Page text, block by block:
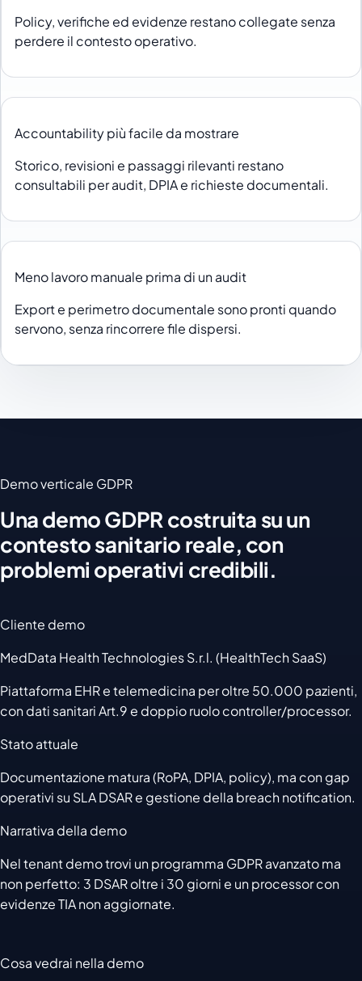
Policy, verifiche ed evidenze restano collegate senza
perdere il contesto operativo.
Accountability più facile da mostrare
Storico, revisioni e passaggi rilevanti restano
consultabili per audit, DPIA e richieste documentali.
Meno lavoro manuale prima di un audit
Export e perimetro documentale sono pronti quando
servono, senza rincorrere file dispersi.
Demo verticale GDPR
Una demo GDPR costruita su un
contesto sanitario reale, con
problemi operativi credibili.
Cliente demo
MedData Health Technologies S.r.l. (HealthTech SaaS)
Piattaforma EHR e telemedicina per oltre 50.000 pazienti,
con dati sanitari Art.9 e doppio ruolo controller/processor.
Stato attuale
Documentazione matura (RoPA, DPIA, policy), ma con gap
operativi su SLA DSAR e gestione della breach notification.
Narrativa della demo
Nel tenant demo trovi un programma GDPR avanzato ma
non perfetto: 3 DSAR oltre i 30 giorni e un processor con
evidenze TIA non aggiornate.
Cosa vedrai nella demo